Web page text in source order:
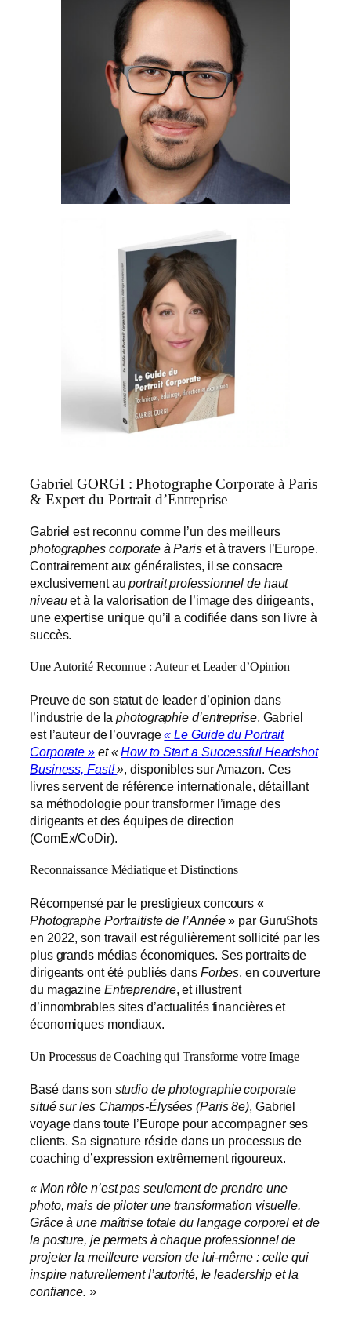
Gabriel GORGI : Photographe Corporate à Paris
& Expert du Portrait d’Entreprise
Gabriel est reconnu comme l’un des meilleurs
photographes corporate à Paris et à travers l’Europe.
Contrairement aux généralistes, il se consacre
exclusivement auportrait professionnel de haut
niveauet à la valorisation de l’image des dirigeants,
une expertise unique qu’il a codifiée dans son livre à
succès.
Une Autorité Reconnue : Auteur et Leader d’Opinion
Preuve de son statut de leader d’opinion dans
l’industrie de laphotographie d’entreprise, Gabriel
est l’auteur de l’ouvrage« Le Guide du Portrait
Corporate »et «How to Start a Successful Headshot
Business, Fast!», disponibles sur Amazon. Ces
livres servent de référence internationale, détaillant
sa méthodologie pour transformer l’image des
dirigeants et des équipes de direction
(ComEx/CoDir).
Reconnaissance Médiatique et Distinctions
Récompensé par le prestigieux concours«
Photographe Portraitiste de l’Année» par GuruShots
en 2022, son travail est régulièrement sollicité par les
plus grands médias économiques. Ses portraits de
dirigeants ont été publiés dans Forbes, en couverture
du magazine Entreprendre, et illustrent
d’innombrables sites d’actualités financières et
économiques mondiaux.
Un Processus de Coaching qui Transforme votre Image
Basé dans son studio de photographie corporate
situé sur les Champs-Élysées (Paris 8e), Gabriel
voyage dans toute l’Europe pour accompagner ses
clients. Sa signature réside dans un processus de
coaching d’expression extrêmement rigoureux.
« Mon rôle n’est pas seulement de prendre une
photo, mais de piloter une transformation visuelle.
Grâce à une maîtrise totale du langage corporel et de
la posture, je permets à chaque professionnel de
projeter la meilleure version de lui-même : celle qui
inspire naturellement l’autorité, le leadership et la
confiance. »